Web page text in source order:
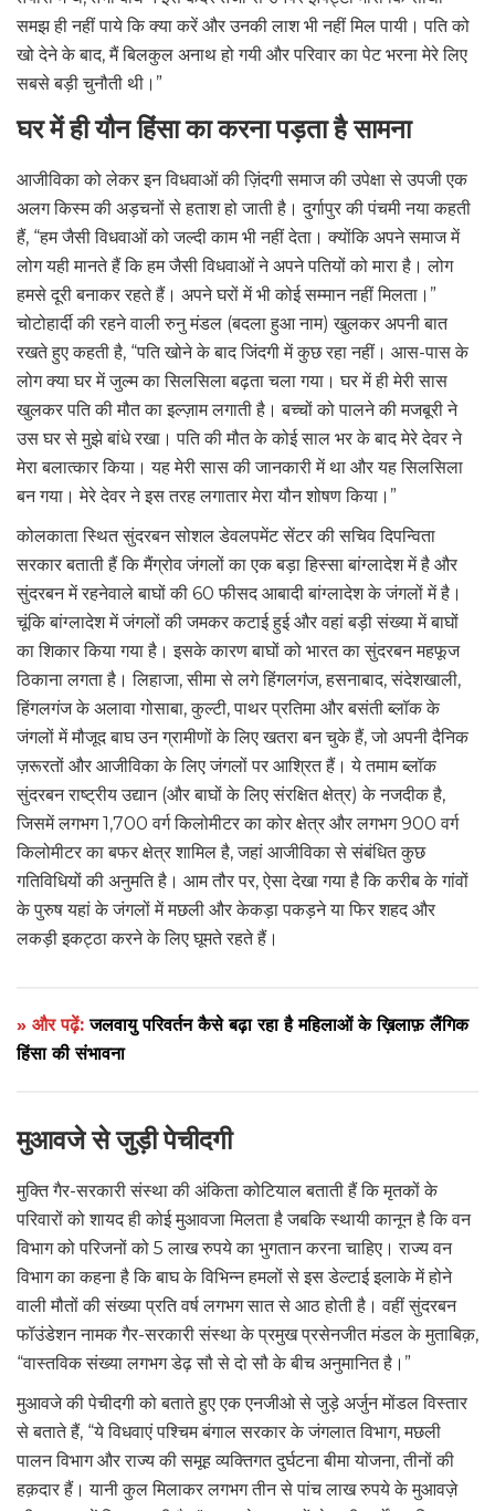
समझ ही नहीं पाये कि क्या करें और उनकी लाश भी नहीं मिल पायी। पति को
खो देने के बाद, मैं बिलकुल अनाथ हो गयी और परिवार का पेट भरना मेरे लिए
सबसे बड़ी चुनौती थी।”
घर में ही यौन हिंसा का करना पड़ता है सामना
आजीविका को लेकर इन विधवाओं की ज़िंदगी समाज की उपेक्षा से उपजी एक
अलग किस्म की अड़चनों से हताश हो जाती है। दुर्गापुर की पंचमी नया कहती
हैं, “हम जैसी विधवाओं को जल्दी काम भी नहीं देता। क्योंकि अपने समाज में
लोग यही मानते हैं कि हम जैसी विधवाओं ने अपने पतियों को मारा है। लोग
हमसे दूरी बनाकर रहते हैं। अपने घरों में भी कोई सम्मान नहीं मिलता।”
चोटोहार्दी की रहने वाली रुनु मंडल (बदला हुआ नाम) खुलकर अपनी बात
रखते हुए कहती है, “पति खोने के बाद जिंदगी में कुछ रहा नहीं। आस-पास के
लोग क्या घर में जुल्म का सिलसिला बढ़ता चला गया। घर में ही मेरी सास
खुलकर पति की मौत का इल्ज़ाम लगाती है। बच्चों को पालने की मजबूरी ने
उस घर से मुझे बांधे रखा। पति की मौत के कोई साल भर के बाद मेरे देवर ने
मेरा बलात्कार किया। यह मेरी सास की जानकारी में था और यह सिलसिला
बन गया। मेरे देवर ने इस तरह लगातार मेरा यौन शोषण किया।”
कोलकाता स्थित सुंदरबन सोशल डेवलपमेंट सेंटर की सचिव दिपन्विता
सरकार बताती हैं कि मैंग्रोव जंगलों का एक बड़ा हिस्सा बांग्लादेश में है और
सुंदरबन में रहनेवाले बाघों की 60 फीसद आबादी बांग्लादेश के जंगलों में है।
चूंकि बांग्लादेश में जंगलों की जमकर कटाई हुई और वहां बड़ी संख्या में बाघों
का शिकार किया गया है। इसके कारण बाघों को भारत का सुंदरबन महफूज
ठिकाना लगता है। लिहाजा, सीमा से लगे हिंगलगंज, हसनाबाद, संदेशखाली,
हिंगलगंज के अलावा गोसाबा, कुल्टी, पाथर प्रतिमा और बसंती ब्लॉक के
जंगलों में मौजूद बाघ उन ग्रामीणों के लिए खतरा बन चुके हैं, जो अपनी दैनिक
ज़रूरतों और आजीविका के लिए जंगलों पर आश्रित हैं। ये तमाम ब्लॉक
सुंदरबन राष्ट्रीय उद्यान (और बाघों के लिए संरक्षित क्षेत्र) के नजदीक है,
जिसमें लगभग 1,700 वर्ग किलोमीटर का कोर क्षेत्र और लगभग 900 वर्ग
किलोमीटर का बफर क्षेत्र शामिल है, जहां आजीविका से संबंधित कुछ
गतिविधियों की अनुमति है। आम तौर पर, ऐसा देखा गया है कि करीब के गांवों
के पुरुष यहां के जंगलों में मछली और केकड़ा पकड़ने या फिर शहद और
लकड़ी इकट्ठा करने के लिए घूमते रहते हैं।
» और पढ़ें:जलवायु परिवर्तन कैसे बढ़ा रहा है महिलाओं के ख़िलाफ़ लैंगिक
हिंसा की संभावना
मुआवजे से जुड़ी पेचीदगी
मुक्ति गैर-सरकारी संस्था की अंकिता कोटियाल बताती हैं कि मृतकों के
परिवारों को शायद ही कोई मुआवजा मिलता है जबकि स्थायी कानून है कि वन
विभाग को परिजनों को 5 लाख रुपये का भुगतान करना चाहिए। राज्य वन
विभाग का कहना है कि बाघ के विभिन्न हमलों से इस डेल्टाई इलाके में होने
वाली मौतों की संख्या प्रति वर्ष लगभग सात से आठ होती है। वहीं सुंदरबन
फॉउंडेशन नामक गैर-सरकारी संस्था के प्रमुख प्रसेनजीत मंडल के मुताबिक़,
“वास्तविक संख्या लगभग डेढ़ सौ से दो सौ के बीच अनुमानित है।”
मुआवजे की पेचीदगी को बताते हुए एक एनजीओ से जुड़े अर्जुन मोंडल विस्तार
से बताते हैं, “ये विधवाएं पश्चिम बंगाल सरकार के जंगलात विभाग, मछली
पालन विभाग और राज्य की समूह व्यक्तिगत दुर्घटना बीमा योजना, तीनों की
हक़दार हैं। यानी कुल मिलाकर लगभग तीन से पांच लाख रुपये के मुआवज़े